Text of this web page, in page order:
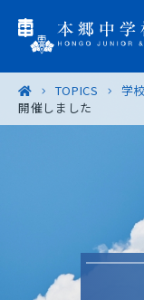
学園概要
入試案内
TOPICS 学
開催しました